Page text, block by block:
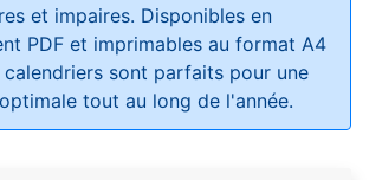
et impaires. Disponibles en
PDF et imprimables au format A4
calendriers sont parfaits pour une
tout au long de l'année.